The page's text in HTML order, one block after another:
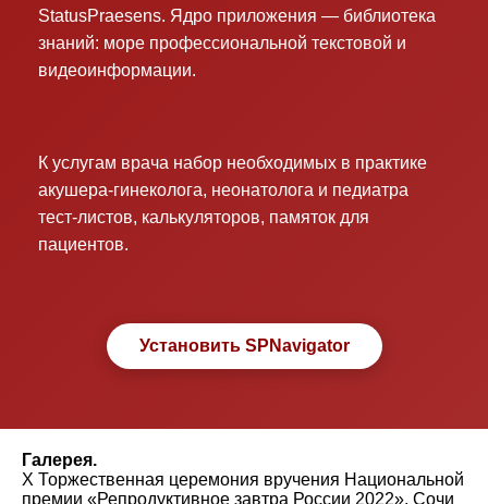
StatusPraesens. Ядро приложения — библиотека
знаний: море профессиональной текстовой и
видеоинформации.
К услугам врача набор необходимых в практике
акушера-гинеколога, неонатолога и педиатра
тест-листов, калькуляторов, памяток для
пациентов.
Установить SPNavigator
Галерея.
X Торжественная церемония вручения Национальной
премии «Репродуктивное завтра России 2022». Сочи